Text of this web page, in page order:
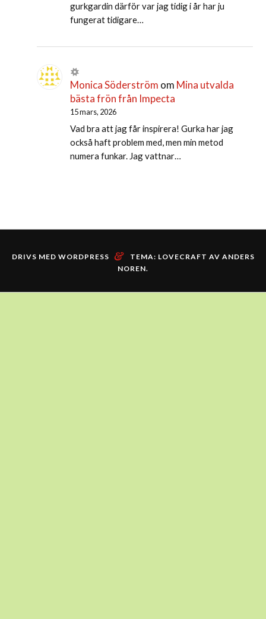
gurkgardin därför var jag tidig i år har ju
fungerat tidigare…
Monica Söderström om Mina utvalda
bästa frön från Impecta
15 mars, 2026
Vad bra att jag får inspirera! Gurka har jag
också haft problem med, men min metod
numera funkar. Jag vattnar…
DRIVS MED WORDPRESS & TEMA: LOVECRAFT AV ANDERS
NOREN.